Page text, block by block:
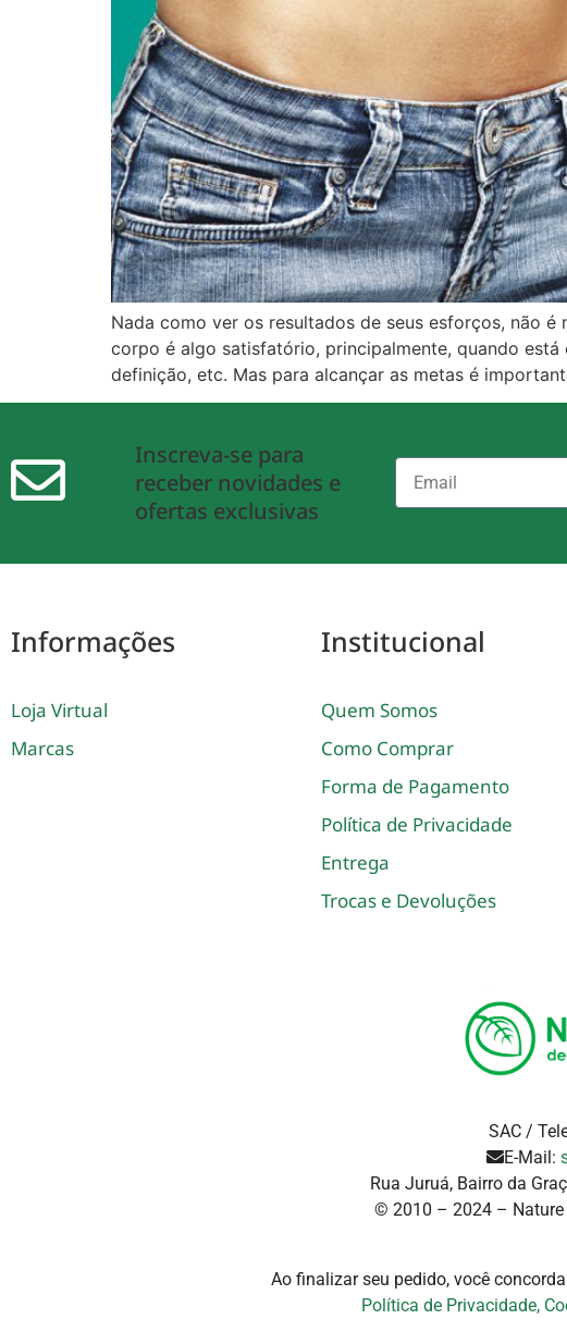
Nada como ver os resultados de seus esforços, não
corpo é algo satisfatório, principalmente, quando
definição, etc. Mas para alcançar as metas é
Inscreva-se para
receber novidades e
ofertas exclusivas
Informações
Loja Virtual
Marcas
Institucional
Quem Somos
Como Comprar
Forma de Pagamento
Política de Privacidade
Entrega
Trocas e Devoluções
SAC /
E-Mail:
Rua Juruá, Bairro da
© 2010 – 2024 – Nature
Ao finalizar seu pedido, você
Política de Privacidade,